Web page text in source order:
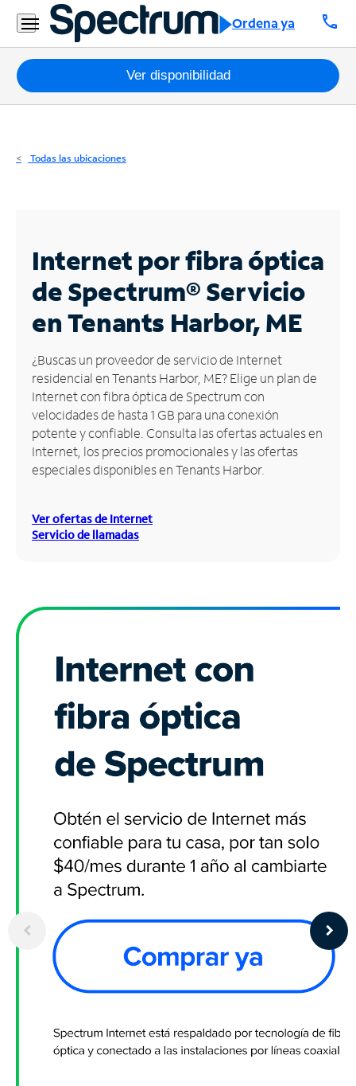
Ordena ya call
Residencial
Business
Paquetes
Internet
Business
Contáctanos
Inglés
Administrar
cuenta
Encuentra
una
tienda
Ver disponibilidad
Todas las ubicaciones
Internet por fibra óptica
de Spectrum®Servicio
en Tenants Harbor, ME
¿Buscas un proveedor de servicio de Internet
residencial en Tenants Harbor, ME? Elige un plan de
Internet con fibra óptica de Spectrum con
velocidades de hasta 1 GB para una conexión
potente y confiable. Consulta las ofertas actuales en
Internet, los precios promocionales y las ofertas
especiales disponibles en Tenants Harbor.
Ver ofertas de Internet
Servicio de llamadas